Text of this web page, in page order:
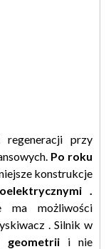
przy
Po roku
konstrukcje
.
ma możliwości
. Silnik w
geometrii i nie